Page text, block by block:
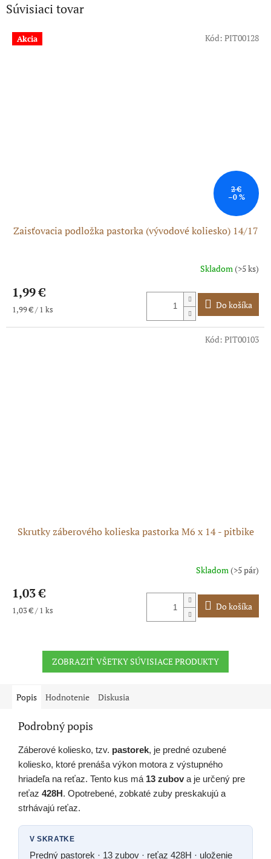
Súvisiaci tovar
Akcia
2 €
–0 %
Zaisťovacia podložka pastorka (vývodové koliesko) 14/17
Skladom(>5 ks)
1,99 €
Jednotková
1,99 € / 1 ks Do košíka
Kód: PIT00128
Skrutky záberového kolieska pastorka M6 x 14 - pitbike
Skladom(>5 pár)
1,03 €
Jednotková
1,03 € / 1 ks Do košíka
Kód: PIT00103
ZOBRAZIŤ VŠETKY SÚVISIACE PRODUKTY
Popis Hodnotenie Diskusia
Podrobný popis
Záberové koliesko, tzv. pastorek, je predné ozubené
koliesko, ktoré prenáša výkon motora z výstupného
hriadeľa na reťaz. Tento kus má 13 zubov a je určený pre
reťaz 428H. Opotrebené, zobkaté zuby preskakujú a
strhávajú reťaz.
V SKRATKE
Predný pastorek · 13 zubov · reťaz 428H · uloženie